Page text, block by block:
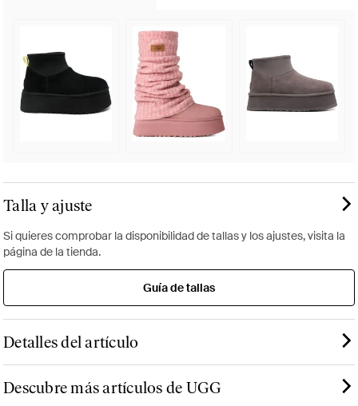
Talla y ajuste
Si quieres comprobar la disponibilidad de tallas y los ajustes, visita la
página de la tienda.
Guía de tallas
Detalles del artículo
Descubre más artículos de UGG